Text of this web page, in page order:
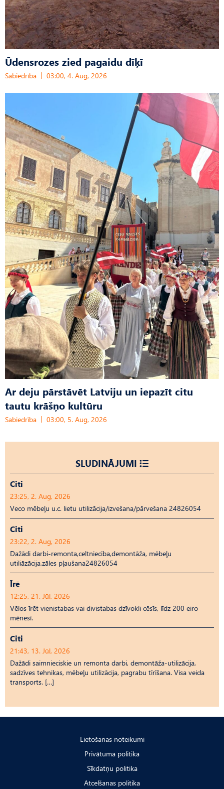
Ūdensrozes zied pagaidu dīķī
Sabiedrība 03:00, 4. Aug, 2026
Ar deju pārstāvēt Latviju un iepazīt citu
tautu krāšņo kultūru
Sabiedrība 03:00, 5. Aug, 2026
SLUDINĀJUMI
Citi
23:25, 2. Aug, 2026
Veco mēbeļu u.c. lietu utilizācija/izvešana/pārvešana 24826054
Citi
23:22, 2. Aug, 2026
Dažādi darbi-remonta,celtniecība,demontāža, mēbeļu
utiliāzācija,zāles pļaušana24826054
Īrē
12:25, 21. Jūl, 2026
Vēlos īrēt vienistabas vai divistabas dzīvokli cēsīs, līdz 200 eiro
mēnesī.
Citi
21:43, 13. Jūl, 2026
Dažādi saimnieciskie un remonta darbi, demontāža-utilizācija,
sadzīves tehnikas, mēbeļu utilizācija, pagrabu tīrīšana. Visa veida
transports. […]
Lietošanas noteikumi
Privātuma politika
Sīkdatņu politika
Atcelšanas politika